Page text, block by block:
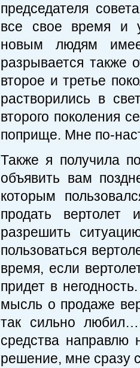
председателя
все свое время и
новым людям
разрывается также
второе и третье
растворились в
второго поколения
поприще. Мне по-
Также я получила
объявить вам
которым
продать вертолет
разрешить
пользоваться
время, если
придет в
мысль о продаже
так сильно
средства направлю
решение, мне сразу